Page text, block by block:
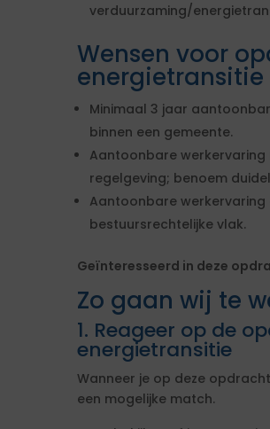
verduurzaming/
Wensen voor
energietransitie
Minimaal 3 jaar
binnen een gemeente.
Aantoonbare
regelgeving; benoem
Aantoonbare
bestuursrechtelijke vlak.
Geïnteresseerd in deze
Zo gaan wij te
1. Reageer op de
energietransitie
Wanneer je op deze
een mogelijke match.